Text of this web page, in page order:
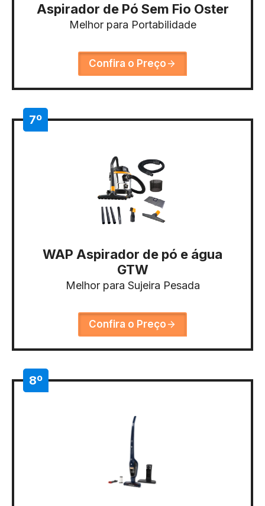
Aspirador de Pó Sem Fio Oster
Melhor para Portabilidade
Confira o Preço
7º
WAP Aspirador de pó e água
GTW
Melhor para Sujeira Pesada
Confira o Preço
8º